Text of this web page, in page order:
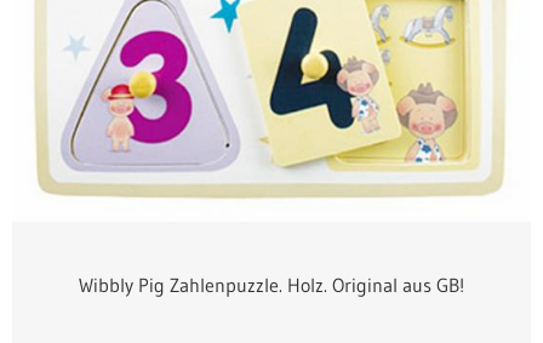
Wibbly Pig Zahlenpuzzle. Holz. Original aus GB!